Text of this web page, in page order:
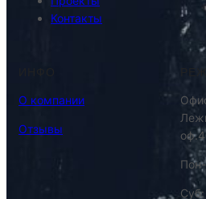
Контакты
О компании
Отзывы